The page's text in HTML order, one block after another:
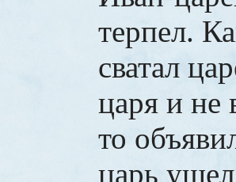
терпел.
сватал
царя и не
то
царь